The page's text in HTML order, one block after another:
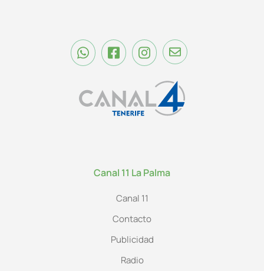
Canal 11 La Palma
Canal 11
Contacto
Publicidad
Radio